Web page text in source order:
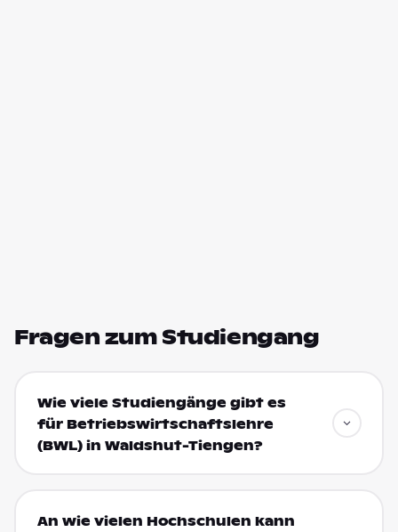
Fragen zum Studiengang
Wie viele Studiengänge gibt es
für Betriebswirtschaftslehre
(BWL) in Waldshut-Tiengen?
An wie vielen Hochschulen kann